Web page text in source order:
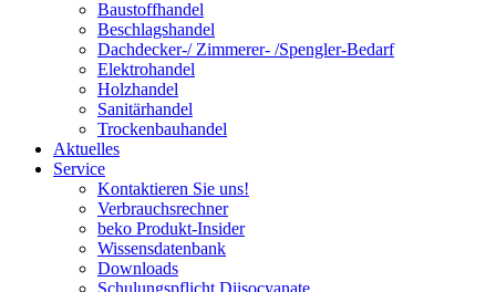
Baustoffhandel
Beschlagshandel
Dachdecker-/ Zimmerer- /Spengler-Bedarf
Elektrohandel
Holzhandel
Sanitärhandel
Trockenbauhandel
Aktuelles
Service
Kontaktieren Sie uns!
Verbrauchsrechner
beko Produkt-Insider
Wissensdatenbank
Downloads
Schulungspflicht Diisocyanate